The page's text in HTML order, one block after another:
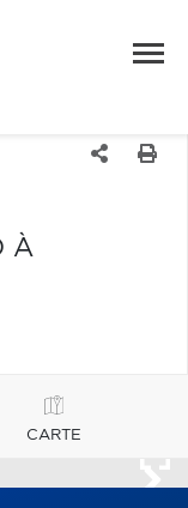
À
CARTE